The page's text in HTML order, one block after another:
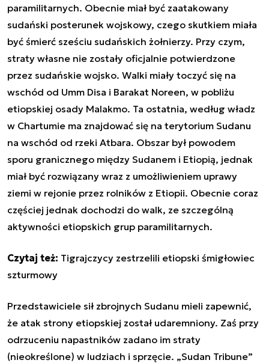
paramilitarnych. Obecnie miał być zaatakowany
sudański posterunek wojskowy, czego skutkiem miała
być śmierć sześciu sudańskich żołnierzy. Przy czym,
straty własne nie zostały oficjalnie potwierdzone
przez sudańskie wojsko. Walki miały toczyć się na
wschód od Umm Disa i Barakat Noreen, w pobliżu
etiopskiej osady Malakmo. Ta ostatnia, według władz
w Chartumie ma znajdować się na terytorium Sudanu
na wschód od rzeki Atbara. Obszar był powodem
sporu granicznego między Sudanem i Etiopią, jednak
miał być rozwiązany wraz z umożliwieniem uprawy
ziemi w rejonie przez rolników z Etiopii. Obecnie coraz
częściej jednak dochodzi do walk, ze szczególną
aktywności etiopskich grup paramilitarnych.
Czytaj też: Tigrajczycy zestrzelili etiopski śmigłowiec
szturmowy
Przedstawiciele sił zbrojnych Sudanu mieli zapewnić,
że atak strony etiopskiej został udaremniony. Zaś przy
odrzuceniu napastników zadano im straty
(nieokreślone) w ludziach i sprzęcie. „Sudan Tribune”